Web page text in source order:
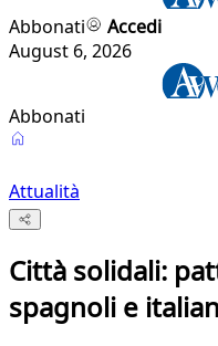
Abbonati
Accedi
August 6, 2026
Abbonati
Attualità
Città solidali:
spagnoli e